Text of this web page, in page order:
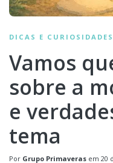
DICAS E CURIOSIDADES
Vamos
sobre a
e
tema
Por Grupo Primaveras em 20